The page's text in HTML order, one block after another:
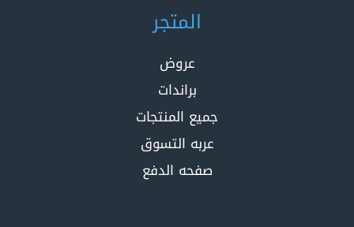
المتجر
عروض
براندات
جميع المنتجات
عربه التسوق
صفحه الدفع